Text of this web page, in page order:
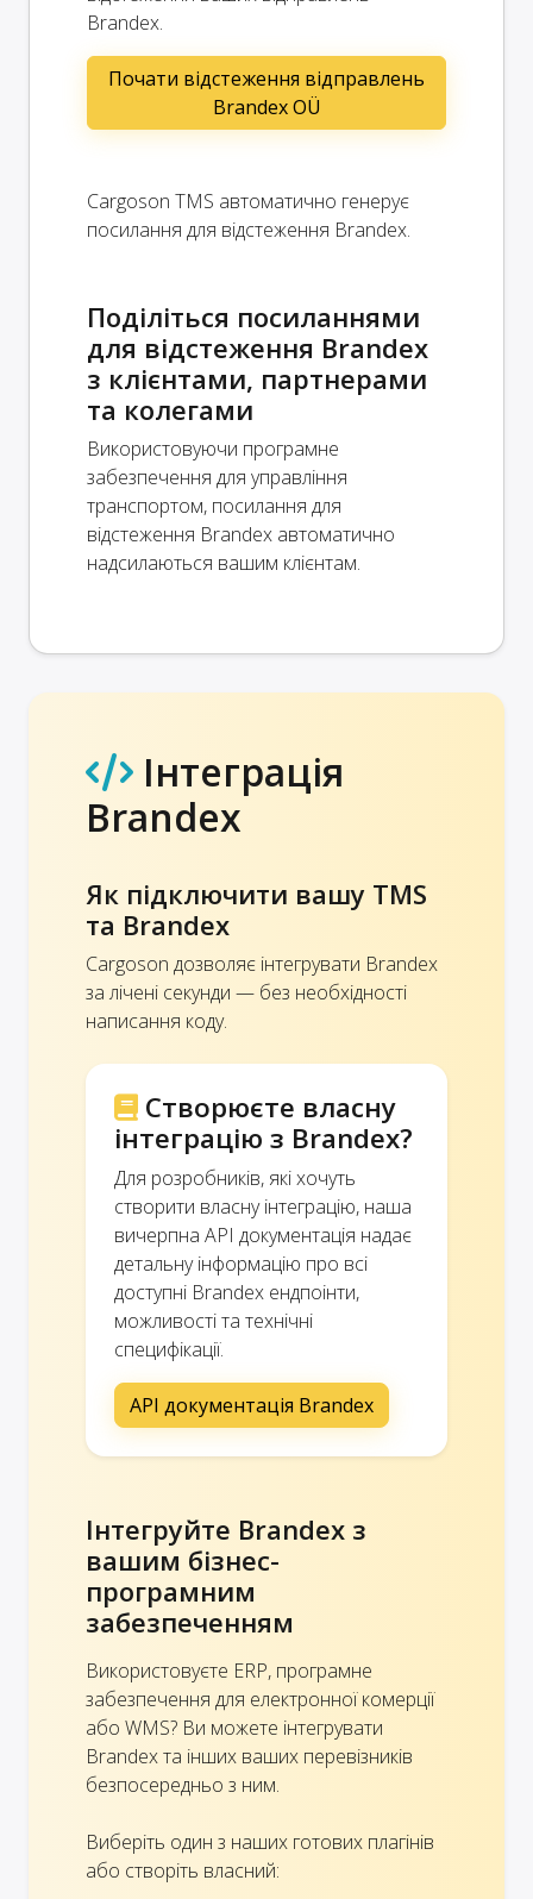
Brandex.
Почати відстеження відправлень
Brandex OÜ
Cargoson TMS автоматично генерує
посилання для відстеження Brandex.
Поділіться посиланнями
для відстеження Brandex
з клієнтами, партнерами
та колегами
Використовуючи програмне
забезпечення для управління
транспортом, посилання для
відстеження Brandex автоматично
надсилаються вашим клієнтам.
Інтеграція
Brandex
Як підключити вашу TMS
та Brandex
Cargoson дозволяє інтегрувати Brandex
за лічені секунди — без необхідності
написання коду.
Створюєте власну
інтеграцію з Brandex?
Для розробників, які хочуть
створити власну інтеграцію, наша
вичерпна API документація надає
детальну інформацію про всі
доступні Brandex ендпоінти,
можливості та технічні
специфікації.
API документація Brandex
Інтегруйте Brandex з
вашим бізнес-
програмним
забезпеченням
Використовуєте ERP, програмне
забезпечення для електронної комерції
або WMS? Ви можете інтегрувати
Brandex та інших ваших перевізників
безпосередньо з ним.
Виберіть один з наших готових плагінів
або створіть власний: